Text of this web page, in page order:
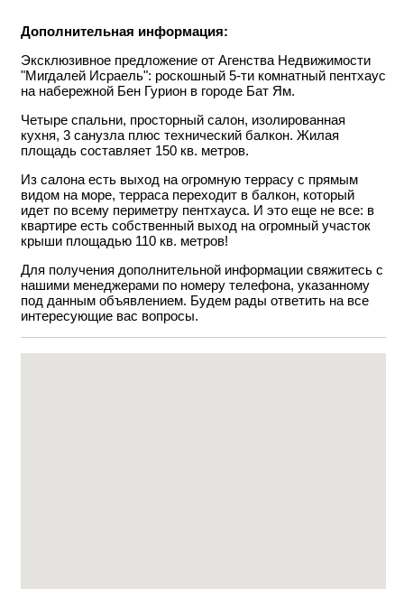
Дополнительная информация:
Эксклюзивное предложение от Агенства Недвижимости
"Мигдалей Исраель": роскошный 5-ти комнатный пентхаус
на набережной Бен Гурион в городе Бат Ям.
Четыре спальни, просторный салон, изолированная
кухня, 3 санузла плюс технический балкон. Жилая
площадь составляет 150 кв. метров.
Из салона есть выход на огромную террасу с прямым
видом на море, терраса переходит в балкон, который
идет по всему периметру пентхауса. И это еще не все: в
квартире есть собственный выход на огромный участок
крыши площадью 110 кв. метров!
Для получения дополнительной информации свяжитесь с
нашими менеджерами по номеру телефона, указанному
под данным объявлением. Будем рады ответить на все
интересующие вас вопросы.